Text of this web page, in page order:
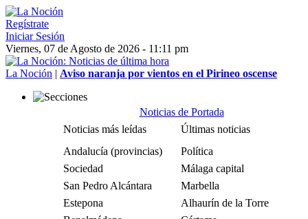
Regístrate
Iniciar Sesión
Viernes, 07 de Agosto de 2026 - 11:11 pm
La Noción | Aviso naranja por vientos en el Pirineo oscense
Noticias de Portada
Noticias más leídas
Últimas noticias
Andalucía (provincias)
Política
Sociedad
Málaga capital
San Pedro Alcántara
Marbella
Estepona
Alhaurín de la Torre